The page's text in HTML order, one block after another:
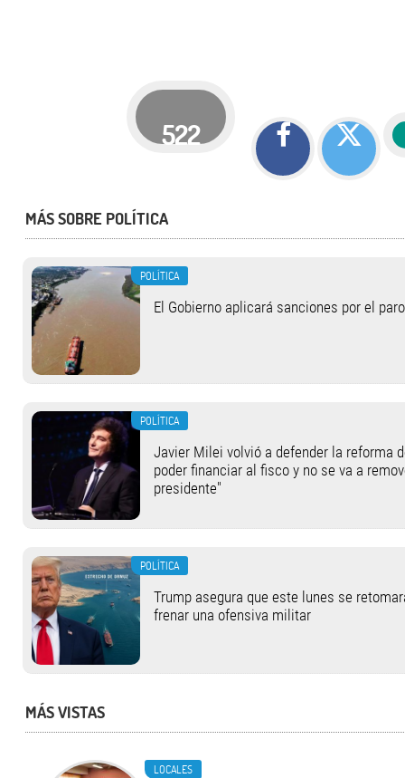
522
MÁS SOBRE POLÍTICA
POLÍTICA
El Gobierno aplicará sanciones por el
POLÍTICA
Javier Milei volvió a defender la reforma
poder financiar al fisco y no se va a
presidente"
POLÍTICA
Trump asegura que este lunes se
frenar una ofensiva militar
MÁS VISTAS
LOCALES